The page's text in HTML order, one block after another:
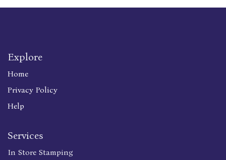
Explore
Home
Privacy Policy
Help
Services
In Store Stamping